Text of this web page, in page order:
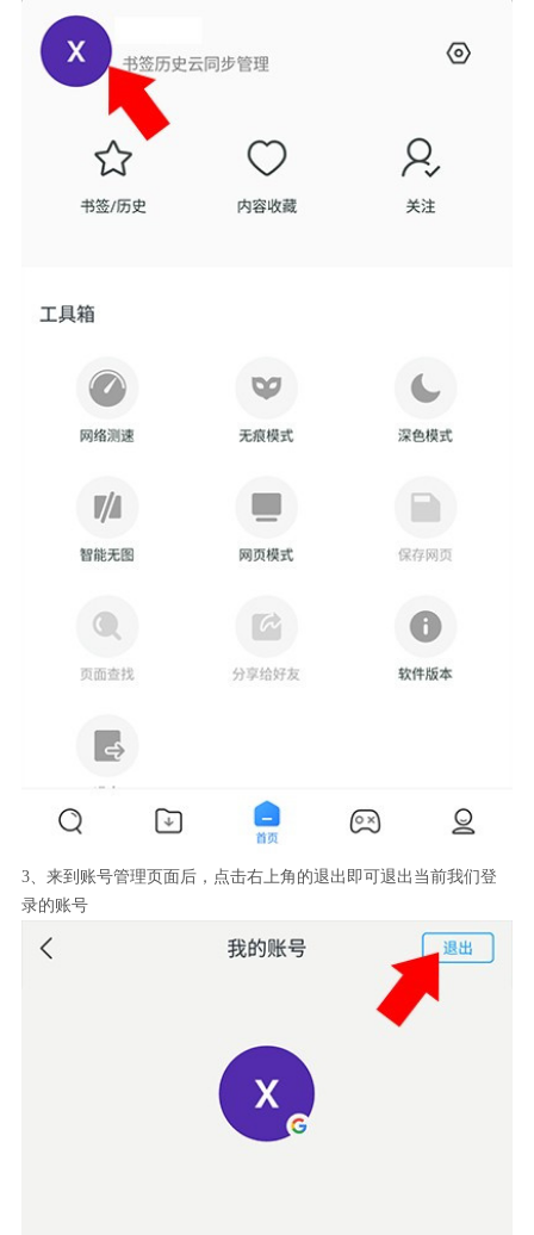
3、来到账号管理页面后，点击右上角的退出即可退出当前我们登
录的账号